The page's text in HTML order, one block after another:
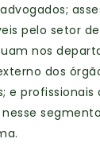
pelo setor
nos
dos
e profissionais